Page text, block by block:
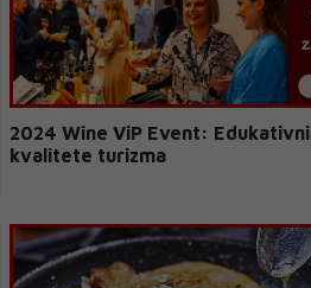
2024 Wine ViP Event:
kvalitete turizma